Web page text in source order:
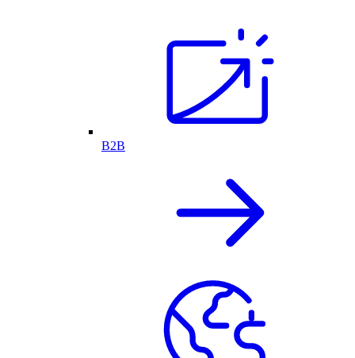
B2B